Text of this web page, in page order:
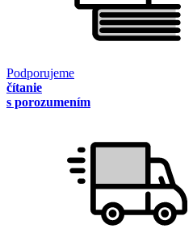
Podporujeme
čítanie
s porozumením